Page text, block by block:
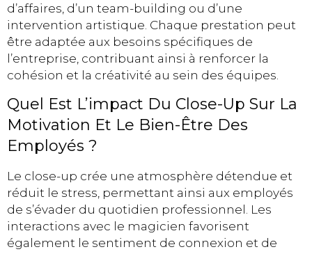
d’affaires, d’un team-building ou d’une
intervention artistique. Chaque prestation peut
être adaptée aux besoins spécifiques de
l’entreprise, contribuant ainsi à renforcer la
cohésion et la créativité au sein des équipes.
Quel Est L’impact Du Close-Up Sur La
Motivation Et Le Bien-Être Des
Employés ?
Le close-up crée une atmosphère détendue et
réduit le stress, permettant ainsi aux employés
de s’évader du quotidien professionnel. Les
interactions avec le magicien favorisent
également le sentiment de connexion et de